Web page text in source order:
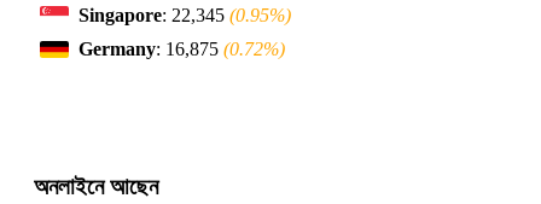
Singapore: 22,345 (0.95%)
Germany: 16,875 (0.72%)
অনলাইনে আছেন